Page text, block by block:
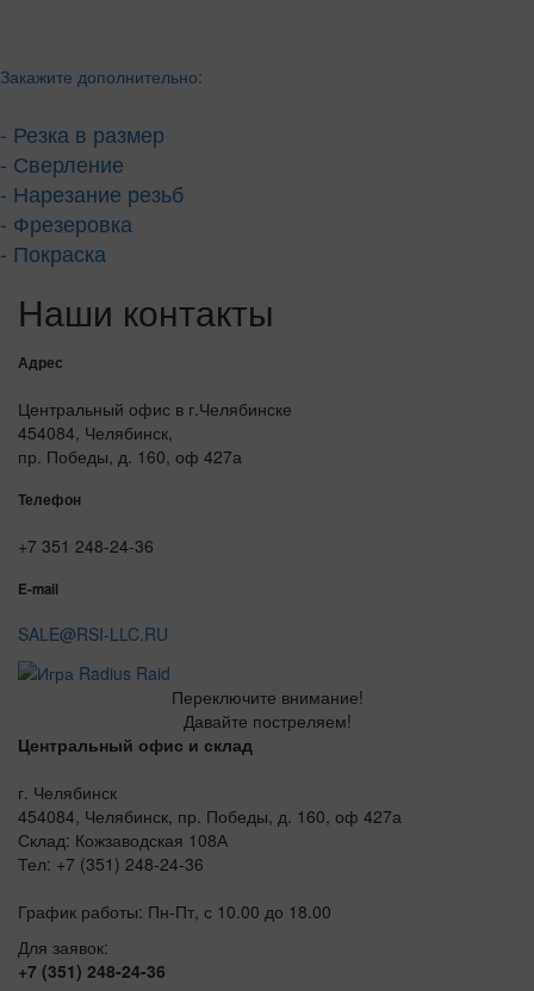
Закажите дополнительно:
- Резка в размер
- Сверление
- Нарезание резьб
- Фрезеровка
- Покраска
Наши контакты
Адрес
Центральный офис в г.Челябинске
454084, Челябинск,
пр. Победы, д. 160, оф 427а
Телефон
+7 351 248-24-36
E-mail
SALE@RSI-LLC.RU
Переключите внимание!
Давайте постреляем!
Центральный офис и склад
г. Челябинск
454084, Челябинск, пр. Победы, д. 160, оф 427а
Склад: Кожзаводская 108А
Тел: +7 (351) 248-24-36
График работы: Пн-Пт, с 10.00 до 18.00
Для заявок:
+7 (351) 248-24-36